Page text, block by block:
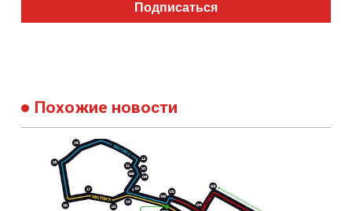
Подписаться
Похожие новости